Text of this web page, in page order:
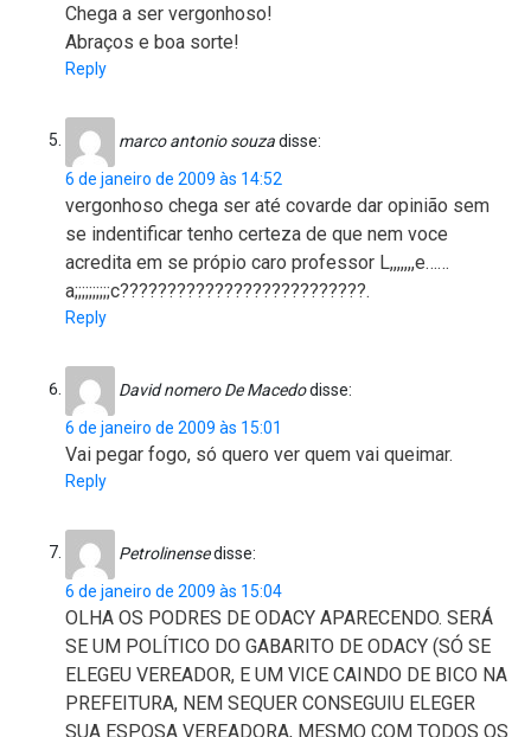
Chega a ser vergonhoso!
Abraços e boa sorte!
Reply
marco antonio souzadisse:
6 de janeiro de 2009 às 14:52
vergonhoso chega ser até covarde dar opinião sem
se indentificar tenho certeza de que nem voce
acredita em se própio caro professor L,,,,,,,e……
a;;;;;;;;;;c??????????????????????????.
Reply
David nomero De Macedodisse:
6 de janeiro de 2009 às 15:01
Vai pegar fogo, só quero ver quem vai queimar.
Reply
Petrolinensedisse:
6 de janeiro de 2009 às 15:04
OLHA OS PODRES DE ODACY APARECENDO. SERÁ
SE UM POLÍTICO DO GABARITO DE ODACY (SÓ SE
ELEGEU VEREADOR, E UM VICE CAINDO DE BICO NA
PREFEITURA, NEM SEQUER CONSEGUIU ELEGER
SUA ESPOSA VEREADORA, MESMO COM TODOS OS